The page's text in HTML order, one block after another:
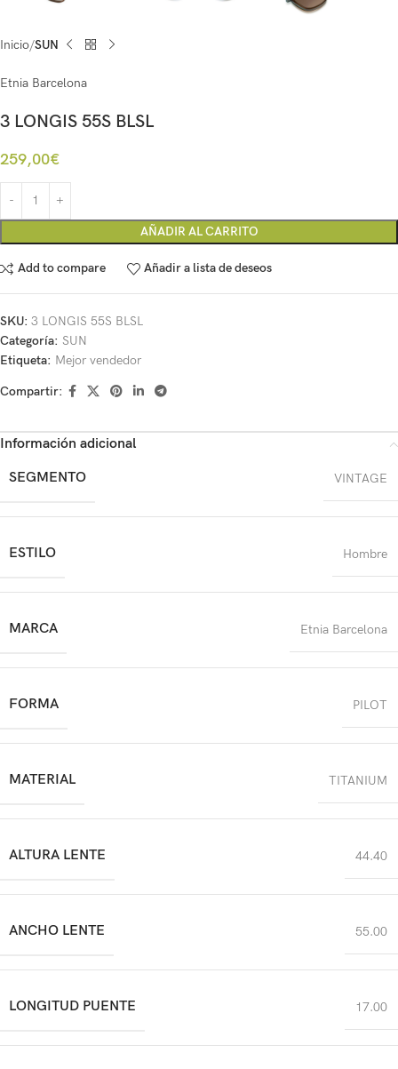
Inicio SUN
Etnia Barcelona
3 LONGIS 55S BLSL
259,00€
AÑADIR AL CARRITO
Add to compare Añadir a lista de deseos
SKU: 3 LONGIS 55S BLSL
Categoría: SUN
Etiqueta: Mejor vendedor
Compartir:
Información adicional
SEGMENTO
VINTAGE
ESTILO Hombre
MARCA Etnia Barcelona
FORMA PILOT
MATERIAL TITANIUM
ALTURA LENTE 44.40
ANCHO LENTE 55.00
LONGITUD PUENTE 17.00